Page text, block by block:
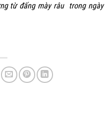
từ đấng mày râu trong ngày